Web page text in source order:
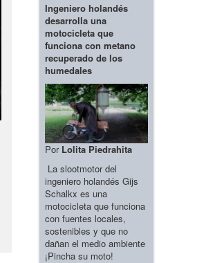
Ingeniero holandés
desarrolla una
motocicleta que
funciona con metano
recuperado de los
humedales
Por Lolita Piedrahita
La slootmotor del
ingeniero holandés Gijs
Schalkx es una
motocicleta que funciona
con fuentes locales,
sostenibles y que no
dañan el medio ambiente
¡Pincha su moto!